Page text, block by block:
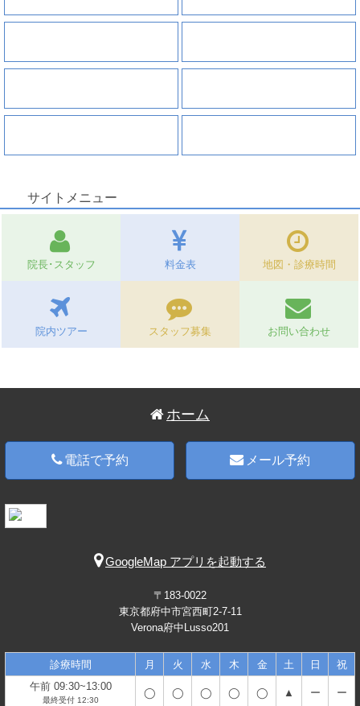
サイトメニュー
院長･スタッフ 料金表 地図・診療時間
院内ツアー スタッフ募集 お問い合わせ
ホーム
電話で予約 メール予約
GoogleMap アプリを起動する
〒183-0022
東京都府中市宮西町2-7-11
Verona府中Lusso201
診療時間 月 火 水 木 金 土 日
祝
午前 09:30~13:00
最終受付 12:30
◯ ◯ ◯ ◯ ◯ ▲ ー ー